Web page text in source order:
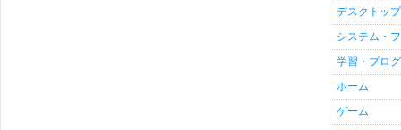
デスクトップ
システム・
学習・プロ
ホーム
ゲーム